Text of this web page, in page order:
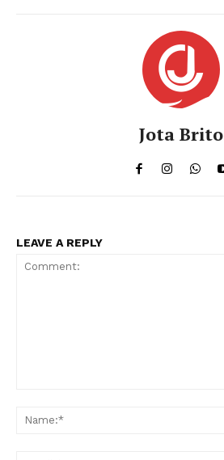
Jota Brito
LEAVE A REPLY